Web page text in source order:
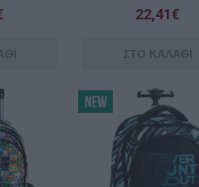
22,41€